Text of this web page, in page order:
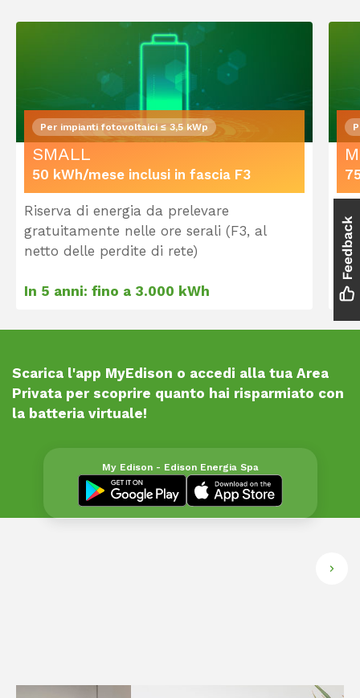
Per impianti fotovoltaici ≤ 3,5 kWp
SMALL
50 kWh/mese inclusi in fascia F3
Riserva di energia da prelevare
gratuitamente nelle ore serali (F3, al
netto delle perdite di rete)
In 5 anni: fino a 3.000 kWh In
Scarica l'app MyEdison o accedi alla tua Area
Privata per scoprire quanto hai risparmiato con
la batteria virtuale!
My Edison - Edison Energia Spa